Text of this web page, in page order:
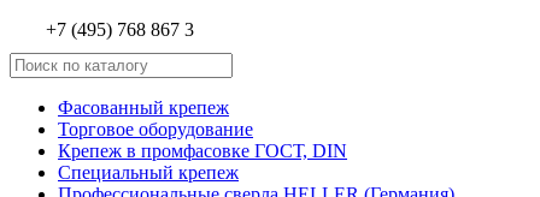
+7 (495) 768 867 3
Фасованный крепеж
Торговое оборудование
Крепеж в промфасовке ГОСТ, DIN
Специальный крепеж